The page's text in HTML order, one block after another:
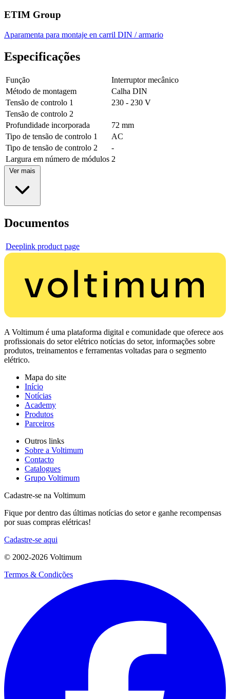
ETIM Group
Aparamenta para montaje en carril DIN / armario
Especificações
Função
Interruptor mecânico
Método de montagem
Calha DIN
Tensão de controlo 1
230 - 230 V
Tensão de controlo 2
Profundidade incorporada
72 mm
Tipo de tensão de controlo 1
AC
Tipo de tensão de controlo 2
-
Largura em número de módulos 2
Ver mais
Documentos
Deeplink product page
A Voltimum é uma plataforma digital e comunidade que oferece aos
profissionais do setor elétrico notícias do setor, informações sobre
produtos, treinamentos e ferramentas voltadas para o segmento
elétrico.
Mapa do site
Início
Notícias
Academy
Produtos
Parceiros
Outros links
Sobre a Voltimum
Contacto
Catalogues
Grupo Voltimum
Cadastre-se na Voltimum
Fique por dentro das últimas notícias do setor e ganhe recompensas
por suas compras elétricas!
Cadastre-se aqui
© 2002-2026 Voltimum
Termos & Condições